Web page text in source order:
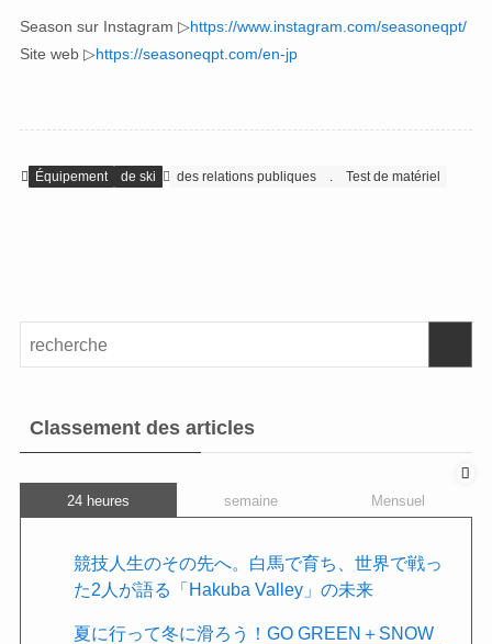
Season sur Instagram ▷https://www.instagram.com/seasoneqpt/
Site web ▷https://seasoneqpt.com/en-jp
Équipement de ski des relations publiques . Test de matériel
Classement des articles
24 heures semaine Mensuel
競技人生のその先へ。白馬で育ち、世界で戦っ
た2人が語る「Hakuba Valley」の未来
夏に行って冬に滑ろう！GO GREEN＋SNOW